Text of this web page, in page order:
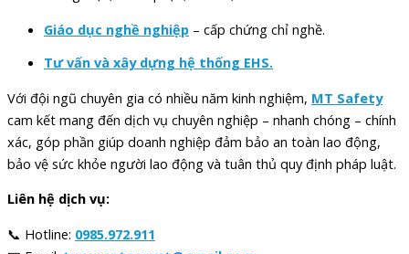
Giáo dục nghề nghiệp – cấp chứng chỉ nghề.
Tư vấn và xây dựng hệ thống EHS.
Với đội ngũ chuyên gia có nhiều năm kinh nghiệm, MT Safety
cam kết mang đến dịch vụ chuyên nghiệp – nhanh chóng – chính
xác, góp phần giúp doanh nghiệp đảm bảo an toàn lao động,
bảo vệ sức khỏe người lao động và tuân thủ quy định pháp luật.
Liên hệ dịch vụ:
📞 Hotline: 0985.972.911